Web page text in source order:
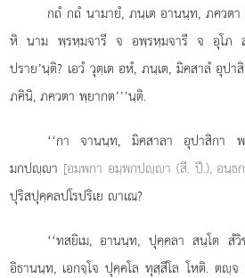
กถํ กถํ นามายํ, ภนฺเต อานนฺท, ภควตา
หิ นาม พฺรหฺมจารี จ อพฺรหฺมจารี จ อุโภ
ปราย’นฺติ? เอวํ วุตฺเต อหํ, ภนฺเต, มิคสาลํ อุปา
ภคินิ, ภควตา พฺยากต’’’นฺติ.
‘‘กา จานนฺท, มิคสาลา อุปาสิกา
มกปฺา [อมฺพกา อมฺพกปฺา (สี. ปี.), อนฺธ
ปุริสปุคฺคลปโรปริเย าเณ?
‘‘ทสยิเม, อานนฺท, ปุคฺคลา สนฺโต สํ
อิธานนฺท, เอกจฺโจ ปุคฺคโล ทุสฺสีโล โหติ. ตฺ